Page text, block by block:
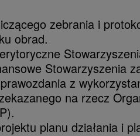
zebrania i
obrad.
Stowarzyszenia
z
na rzecz
planu działania i